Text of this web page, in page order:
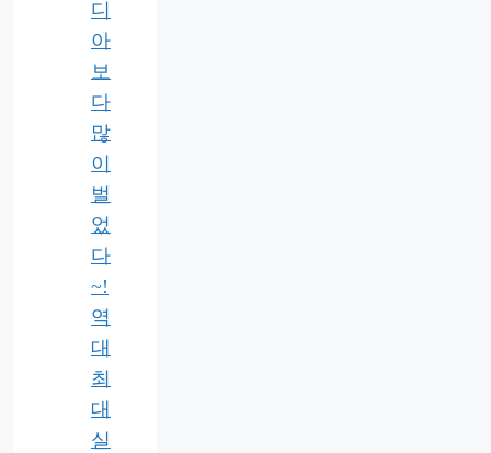
디
아
보
다
많
이
벌
었
다
~!
역
대
최
대
실